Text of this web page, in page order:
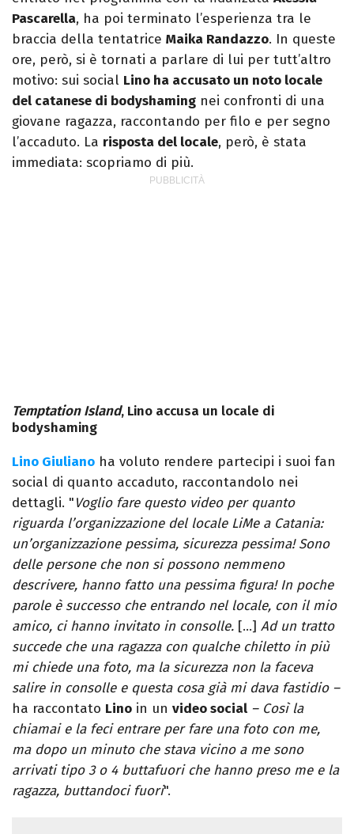
Pascarella, ha poi terminato l’esperienza tra le
braccia della tentatrice Maika Randazzo. In queste
ore, però, si è tornati a parlare di lui per tutt’altro
motivo: sui social Lino ha accusato un noto locale
del catanese di bodyshaming nei confronti di una
giovane ragazza, raccontando per filo e per segno
l’accaduto. La risposta del locale, però, è stata
immediata: scopriamo di più.
Temptation Island, Lino accusa un locale di
bodyshaming
Lino Giuliano ha voluto rendere partecipi i suoi fan
social di quanto accaduto, raccontandolo nei
dettagli. "Voglio fare questo video per quanto
riguarda l’organizzazione del locale LiMe a Catania:
un’organizzazione pessima, sicurezza pessima! Sono
delle persone che non si possono nemmeno
descrivere, hanno fatto una pessima figura! In poche
parole è successo che entrando nel locale, con il mio
amico, ci hanno invitato in consolle. […] Ad un tratto
succede che una ragazza con qualche chiletto in più
mi chiede una foto, ma la sicurezza non la faceva
salire in consolle e questa cosa già mi dava fastidio –
ha raccontato Lino in un video social – Così la
chiamai e la feci entrare per fare una foto con me,
ma dopo un minuto che stava vicino a me sono
arrivati tipo 3 o 4 buttafuori che hanno preso me e la
ragazza, buttandoci fuori".